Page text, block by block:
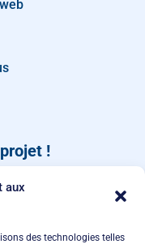
aux
des technologies telles
!
de